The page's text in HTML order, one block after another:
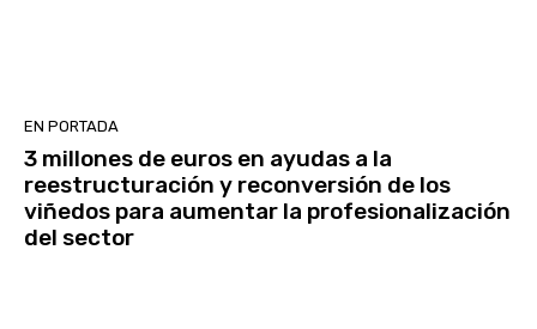
EN PORTADA
3 millones de euros en ayudas a la
reestructuración y reconversión de los
viñedos para aumentar la profesionalización
del sector